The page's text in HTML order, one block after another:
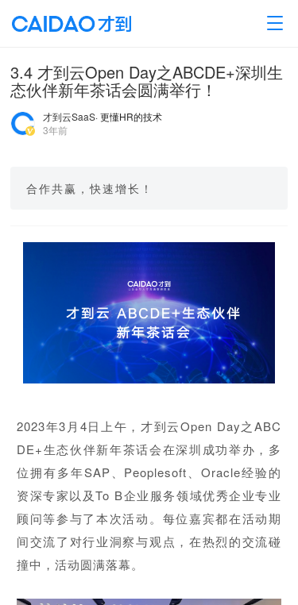
T
g
o
3.4 才到云Open Day之ABCDE+深圳生
态伙伴新年茶话会圆满举行！
才到云SaaS· 更懂HR的技术
3年前
合作共赢，快速增长！
2023年3月4日上午，才到云Open Day之ABC
DE+生态伙伴新年茶话会在深圳成功举办，多
位拥有多年SAP、Peoplesoft、Oracle经验的
资深专家以及To B企业服务领域优秀企业专业
顾问等参与了本次活动。每位嘉宾都在活动期
间交流了对行业洞察与观点，在热烈的交流碰
撞中，活动圆满落幕。